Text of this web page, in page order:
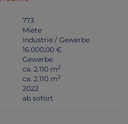
773
Miete
Industrie / Gewerbe
16.000,00 €
Gewerbe
ca. 2.110 m2
ca. 2.110 m2
2022
ab sofort